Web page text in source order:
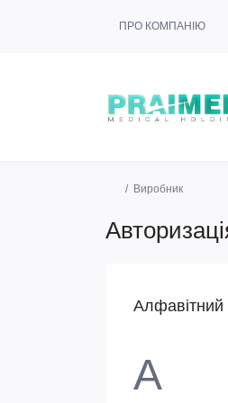
ПРО КОМПАНІЮ
Виробник
Алфавітний
A